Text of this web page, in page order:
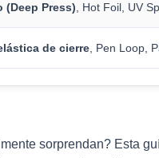
(Deep Press) , Hot Foil, UV
de cierre , Pen Loop,
sorprendan? Esta